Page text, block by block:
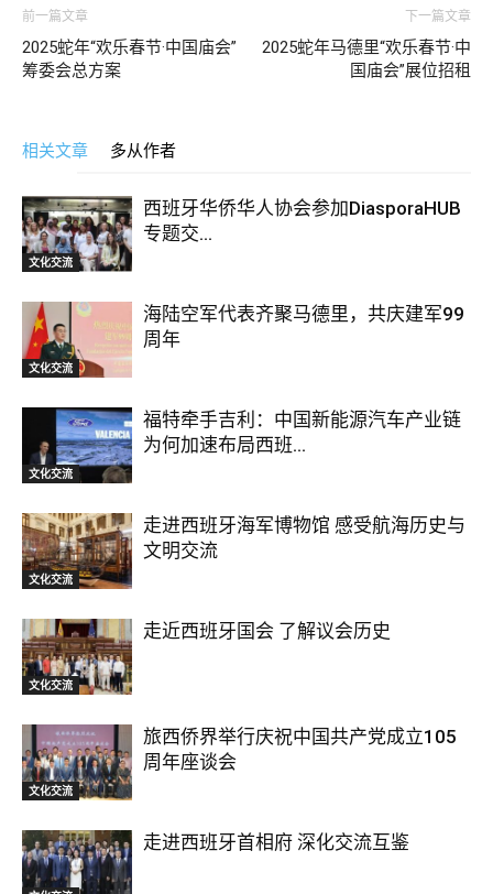
前一篇文章
2025蛇年“欢乐春节·中国庙会”
筹委会总方案
下一篇文章
2025蛇年马德里“欢乐春节·中
国庙会”展位招租
相关文章 多从作者
文化交流
西班牙华侨华人协会参加DiasporaHUB
专题交...
文化交流
海陆空军代表齐聚马德里，共庆建军99
周年
文化交流
福特牵手吉利：中国新能源汽车产业链
为何加速布局西班...
文化交流
走进西班牙海军博物馆 感受航海历史与
文明交流
文化交流
走近西班牙国会 了解议会历史
文化交流
旅西侨界举行庆祝中国共产党成立105
周年座谈会
走进西班牙首相府 深化交流互鉴